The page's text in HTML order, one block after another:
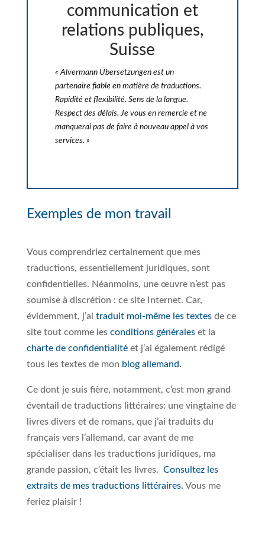
communication et
relations publiques,
Suisse
« Alvermann Übersetzungen est un
partenaire fiable en matière de traductions.
Rapidité et flexibilité. Sens de la langue.
Respect des délais. Je vous en remercie et ne
manquerai pas de faire à nouveau appel à vos
services. »
Exemples de mon travail
Vous comprendriez certainement que mes
traductions, essentiellement juridiques, sont
confidentielles. Néanmoins, une œuvre n’est pas
soumise à discrétion : ce site Internet. Car,
évidemment, j’ai traduit moi-même les textesde ce
site tout comme les conditions généraleset la
charte de confidentialitéet j’ai également rédigé
tous les textes de mon blog allemand.
Ce dont je suis fière, notamment, c’est mon grand
éventail de traductions littéraires: une vingtaine de
livres divers et de romans, que j’ai traduits du
français vers l’allemand, car avant de me
spécialiser dans les traductions juridiques, ma
grande passion, c’était les livres. Consultez les
extraits de mes traductions littéraires. Vous me
feriez plaisir !